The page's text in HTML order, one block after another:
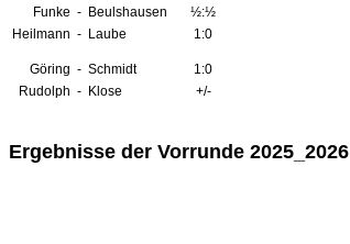
Funke - Beulshausen
½:½
Heilmann - Laube 1:0
Göring - Schmidt
1:0
Rudolph - Klose +/-
Ergebnisse der Vorrunde 2025_2026